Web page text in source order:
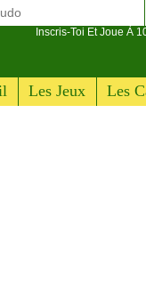
Les Jeux Les
Inscris-Toi Et Joue À